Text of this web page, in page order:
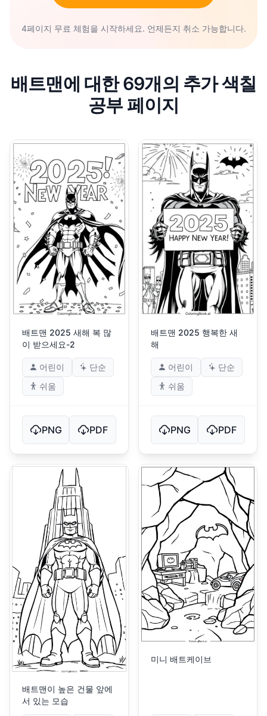
4페이지 무료 체험을 시작하세요. 언제든지 취소 가능합니다.
배트맨에 대한 69개의 추가 색칠
공부 페이지
배트맨 2025 새해 복 많
이 받으세요-2
어린이
단순
쉬움
PNG PDF
배트맨 2025 행복한 새
해
어린이
단순
쉬움
PNG PDF
배트맨이 높은 건물 앞에
서 있는 모습
미니 배트케이브